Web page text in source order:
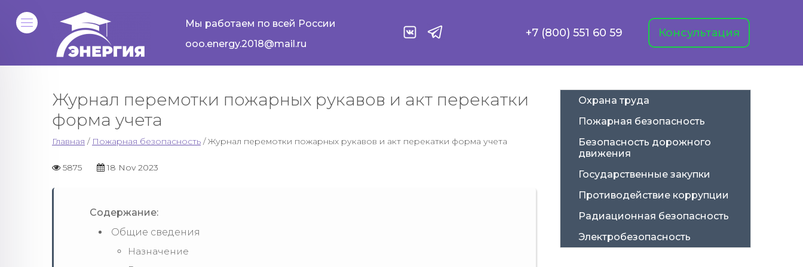
Мы работаем по всей России
+7 (800) 551 60 59 Консультация
ooo.energy.2018@mail.ru
Журнал перемотки пожарных рукавов и акт перекатки
форма учета
Главная / Пожарная безопасность / Журнал перемотки пожарных рукавов и акт перекатки форма учета
5875 18 Nov 2023
Содержание:
Общие сведения
Назначение
Охрана труда
Пожарная безопасность
Безопасность дорожного
движения
Государственные закупки
Противодействие коррупции
Радиационная безопасность
Электробезопасность